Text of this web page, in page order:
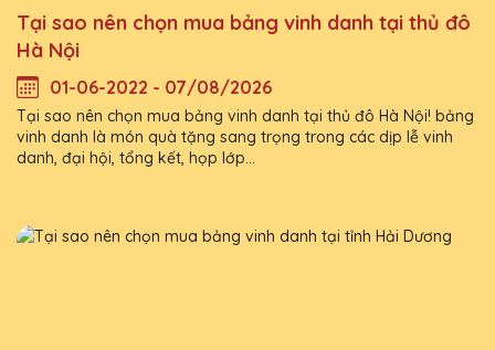
Tại sao nên chọn mua bảng vinh danh tại thủ đô
Hà Nội
01-06-2022 - 07/08/2026
Tại sao nên chọn mua bảng vinh danh tại thủ đô Hà Nội! bảng
vinh danh là món quà tặng sang trọng trong các dịp lễ vinh
danh, đại hội, tổng kết, họp lớp...